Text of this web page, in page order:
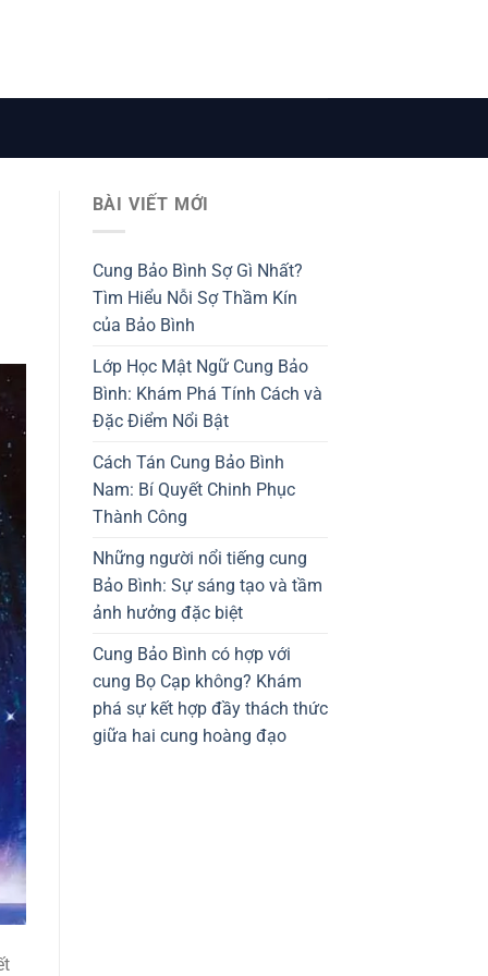
BÀI VIẾT MỚI
Cung Bảo Bình Sợ Gì Nhất?
Tìm Hiểu Nỗi Sợ Thầm Kín
của Bảo Bình
Lớp Học Mật Ngữ Cung Bảo
Bình: Khám Phá Tính Cách và
Đặc Điểm Nổi Bật
Cách Tán Cung Bảo Bình
Nam: Bí Quyết Chinh Phục
Thành Công
Những người nổi tiếng cung
Bảo Bình: Sự sáng tạo và tầm
ảnh hưởng đặc biệt
Cung Bảo Bình có hợp với
cung Bọ Cạp không? Khám
phá sự kết hợp đầy thách thức
giữa hai cung hoàng đạo